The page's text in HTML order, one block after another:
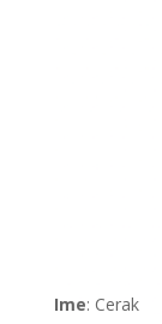
Ime: Cerak